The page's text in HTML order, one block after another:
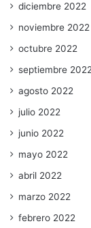
diciembre 2022
noviembre 2022
octubre 2022
septiembre
agosto 2022
julio 2022
junio 2022
mayo 2022
abril 2022
marzo 2022
febrero 2022